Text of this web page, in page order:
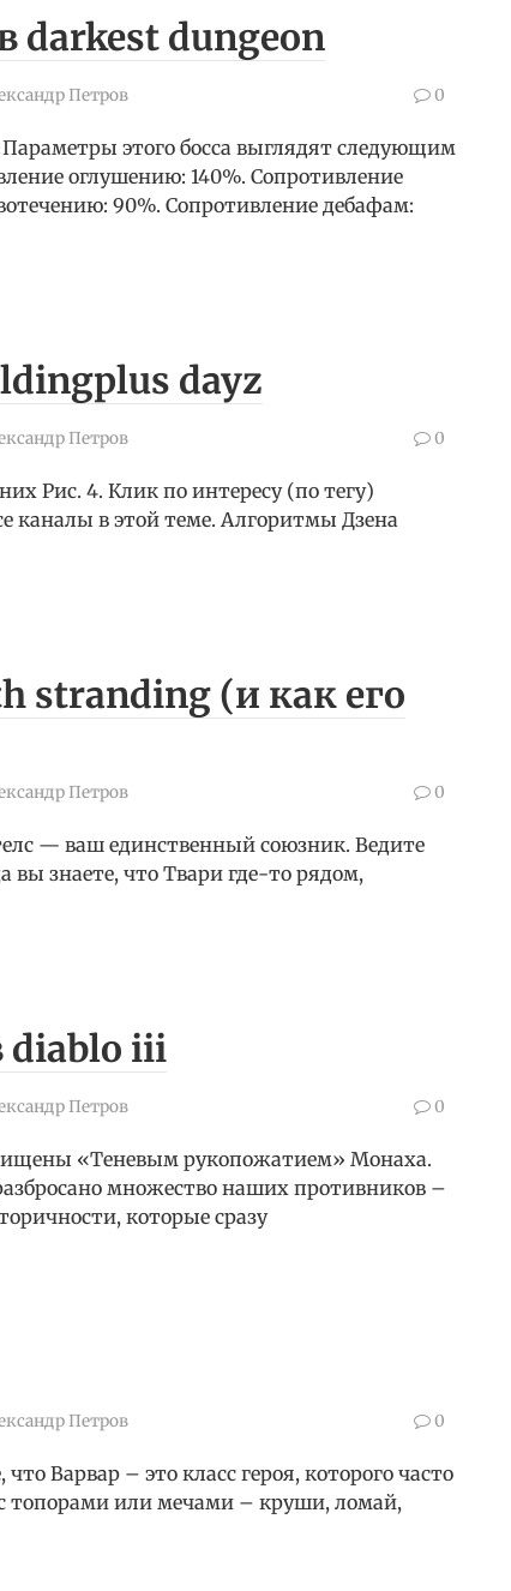
darkest dungeon
Петров 0
этого босса выглядят следующим
оглушению: 140%. Сопротивление
90%. Сопротивление дебафам:
dayz
Петров 0
Рис. 4. Клик по интересу (по тегу)
каналы в этой теме. Алгоритмы Дзена
stranding (и как его
Петров 0
— ваш единственный союзник. Ведите
вы знаете, что Твари где-то рядом,
diablo iii
Петров 0
«Теневым рукопожатием» Монаха.
множество наших противников –
которые сразу
Петров 0
Варвар – это класс героя, которого часто
или мечами – круши, ломай,